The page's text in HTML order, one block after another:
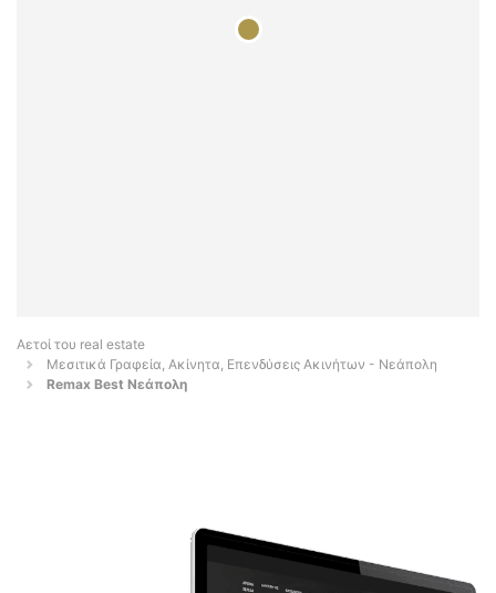
Αετοί του real estate
Μεσιτικά Γραφεία, Ακίνητα, Επενδύσεις Ακινήτων - Νεάπολη
Remax Best Νεάπολη